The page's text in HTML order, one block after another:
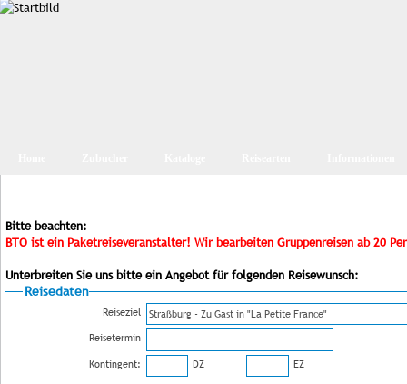
Bitte beachten:
BTO ist ein Paketreiseveranstalter! Wir bearbeiten Gruppenreisen ab 20
Unterbreiten Sie uns bitte ein Angebot für folgenden Reisewunsch:
Reisedaten
Reiseziel
Reisetermin
Kontingent:
DZ EZ